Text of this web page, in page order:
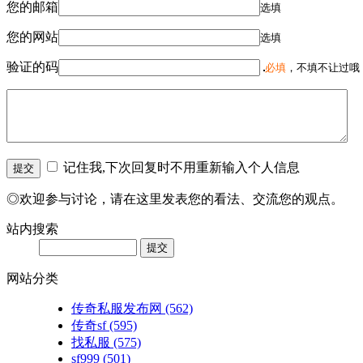
您的邮箱 选填
您的网站 选填
验证的码 必填 ，不填不让过
记住我,下次回复时不用重新输入个人信息
◎欢迎参与讨论，请在这里发表您的看法、交流您的观点。
站内搜索
网站分类
传奇私服发布网 (562)
传奇sf(595)
找私服 (575)
sf999 (501)